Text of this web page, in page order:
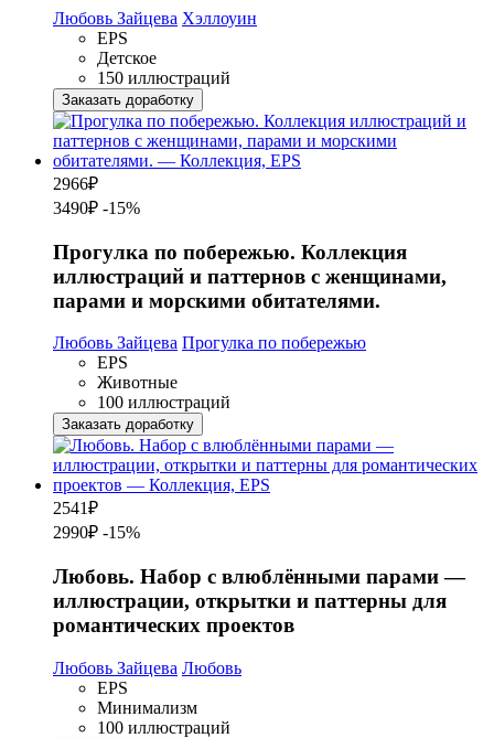
Любовь Зайцева Хэллоуин
EPS
Детское
150 иллюстраций
Заказать доработку
2966₽
3490₽ -15%
Прогулка по побережью. Коллекция
иллюстраций и паттернов с женщинами,
парами и морскими обитателями.
Любовь Зайцева Прогулка по побережью
EPS
Животные
100 иллюстраций
Заказать доработку
2541₽
2990₽ -15%
Любовь. Набор с влюблёнными парами —
иллюстрации, открытки и паттерны для
романтических проектов
Любовь Зайцева Любовь
EPS
Минимализм
100 иллюстраций